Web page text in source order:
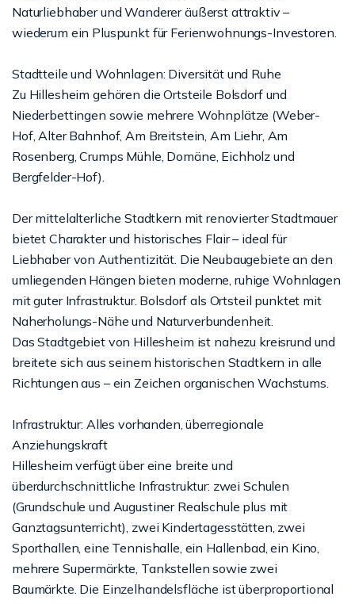
Naturliebhaber und Wanderer äußerst attraktiv –
wiederum ein Pluspunkt für Ferienwohnungs-Investoren.
Stadtteile und Wohnlagen: Diversität und Ruhe
Zu Hillesheim gehören die Ortsteile Bolsdorf und
Niederbettingen sowie mehrere Wohnplätze (Weber-
Hof, Alter Bahnhof, Am Breitstein, Am Liehr, Am
Rosenberg, Crumps Mühle, Domäne, Eichholz und
Bergfelder-Hof).
Der mittelalterliche Stadtkern mit renovierter Stadtmauer
bietet Charakter und historisches Flair – ideal für
Liebhaber von Authentizität. Die Neubaugebiete an den
umliegenden Hängen bieten moderne, ruhige Wohnlagen
mit guter Infrastruktur. Bolsdorf als Ortsteil punktet mit
Naherholungs-Nähe und Naturverbundenheit.
Das Stadtgebiet von Hillesheim ist nahezu kreisrund und
breitete sich aus seinem historischen Stadtkern in alle
Richtungen aus – ein Zeichen organischen Wachstums.
Infrastruktur: Alles vorhanden, überregionale
Anziehungskraft
Hillesheim verfügt über eine breite und
überdurchschnittliche Infrastruktur: zwei Schulen
(Grundschule und Augustiner Realschule plus mit
Ganztagsunterricht), zwei Kindertagesstätten, zwei
Sporthallen, eine Tennishalle, ein Hallenbad, ein Kino,
mehrere Supermärkte, Tankstellen sowie zwei
Baumärkte. Die Einzelhandelsfläche ist überproportional